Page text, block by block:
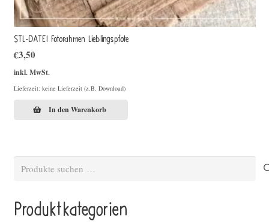
STL-DATEI Fotorahmen Lieblingspfote
€3,50
inkl. MwSt.
Lieferzeit: keine Lieferzeit (z.B. Download)
In den Warenkorb
Suchen
Produktkategorien